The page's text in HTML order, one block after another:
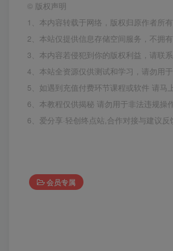
© 版权声明
1、本内容转载于网络，版权归原作者所有
2、本站仅提供信息存储空间服务，不拥
3、本内容若侵犯到你的版权利益，请联
4、本站全资源仅供测试和学习，请勿用
5、如遇到充值付费环节课程或软件 请马
6、本教程仅供揭秘 请勿用于非法违规操
6、爱分享·轻创终点站,合作对接与建议
会员专属